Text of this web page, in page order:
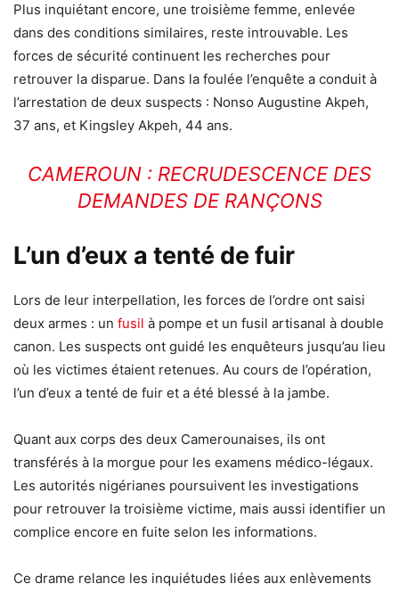
Plus inquiétant encore, une troisième femme, enlevée
dans des conditions similaires, reste introuvable. Les
forces de sécurité continuent les recherches pour
retrouver la disparue. Dans la foulée l’enquête a conduit à
l’arrestation de deux suspects : Nonso Augustine Akpeh,
37 ans, et Kingsley Akpeh, 44 ans.
CAMEROUN : RECRUDESCENCE DES
DEMANDES DE RANÇONS
L’un d’eux a tenté de fuir
Lors de leur interpellation, les forces de l’ordre ont saisi
deux armes : un fusil à pompe et un fusil artisanal à double
canon. Les suspects ont guidé les enquêteurs jusqu’au lieu
où les victimes étaient retenues. Au cours de l’opération,
l’un d’eux a tenté de fuir et a été blessé à la jambe.
Quant aux corps des deux Camerounaises, ils ont
transférés à la morgue pour les examens médico-légaux.
Les autorités nigérianes poursuivent les investigations
pour retrouver la troisième victime, mais aussi identifier un
complice encore en fuite selon les informations.
Ce drame relance les inquiétudes liées aux enlèvements